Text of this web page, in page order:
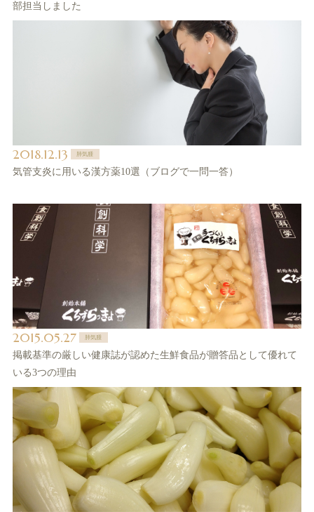
部担当しました
2018.12.13 肺気腫
気管支炎に用いる漢方薬10選（ブログで一問一答）
2015.05.27 肺気腫
掲載基準の厳しい健康誌が認めた生鮮食品が贈答品として優れて
いる3つの理由